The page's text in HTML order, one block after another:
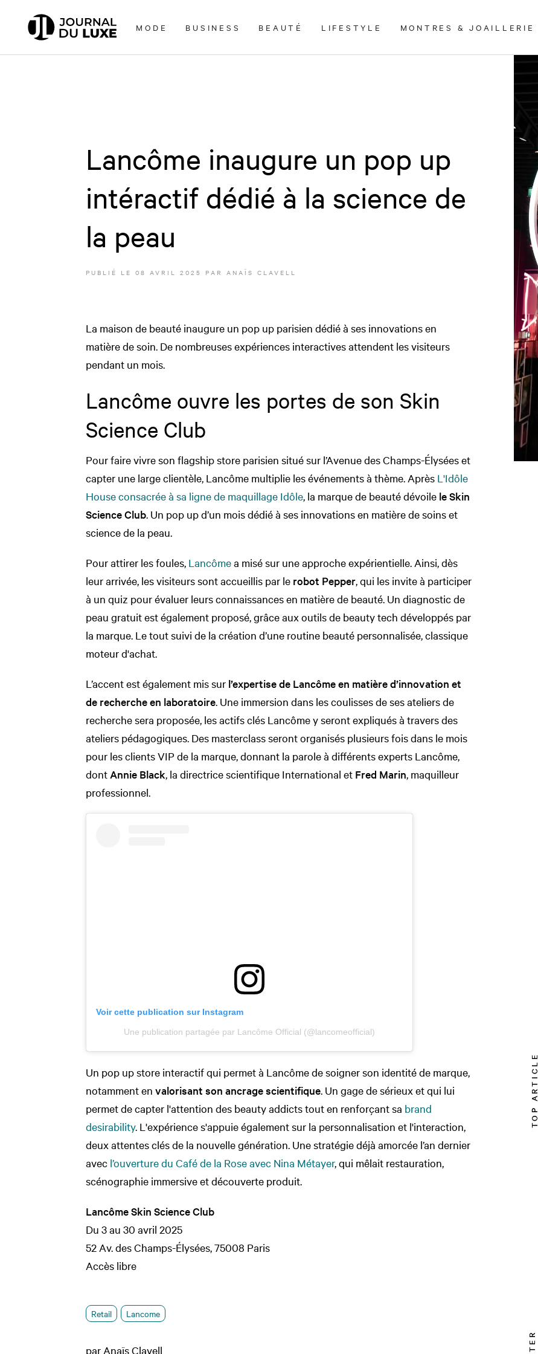
directement
MODE BUSINESS BEAUTÉ LIFESTYLE MONTRES & JOAILLERIE
Lancôme inaugure un pop up
intéractif dédié à la science de
la peau
PUBLIÉ LE 08 AVRIL 2025 PAR ANAÏS CLAVELL
La maison de beauté inaugure un pop up parisien dédié à ses innovations en
matière de soin. De nombreuses expériences interactives attendent les visiteurs
pendant un mois.
Lancôme ouvre les portes de son Skin
Science Club
Pour faire vivre son flagship store parisien situé sur l’Avenue des Champs-Élysées et
capter une large clientèle, Lancôme multiplie les événements à thème. Après L'Idôle
House consacrée à sa ligne de maquillage Idôle , la marque de beauté dévoile le Skin
Science Club . Un pop up d’un mois dédié à ses innovations en matière de soins et
science de la peau.
Pour attirer les foules, Lancômea misé sur une approche expérientielle. Ainsi, dès
leur arrivée, les visiteurs sont accueillis par le robot Pepper , qui les invite à participer
à un quiz pour évaluer leurs connaissances en matière de beauté. Un diagnostic de
peau gratuit est également proposé, grâce aux outils de beauty tech développés par
la marque. Le tout suivi de la création d’une routine beauté personnalisée, classique
moteur d'achat.
L’accent est également mis sur l’expertise de Lancôme en matière d’innovation et
de recherche en laboratoire . Une immersion dans les coulisses de ses ateliers de
recherche sera proposée, les actifs clés Lancôme y seront expliqués à travers des
ateliers pédagogiques. Des masterclass seront organisés plusieurs fois dans le mois
pour les clients VIP de la marque, donnant la parole à différents experts Lancôme,
dont Annie Black , la directrice scientifique International et Fred Marin , maquilleur
professionnel.
Voir cette publication sur Instagram
Une publication partagée par Lancôme Official (@lancomeofficial)
Un pop up store interactif qui permet à Lancôme de soigner son identité de marque,
notamment en valorisant son ancrage scientifique. Un gage de sérieux et qui lui
permet de capter l'attention des beauty addicts tout en renforçant sa brand
desirability. L'expérience s'appuie également sur la personnalisation et l'interaction,
deux attentes clés de la nouvelle génération. Une stratégie déjà amorcée l’an dernier
avec l’ouverture du Café de la Rose avec Nina Métayer, qui mêlait restauration,
scénographie immersive et découverte produit.
Lancôme Skin Science Club
Du 3 au 30 avril 2025
52 Av. des Champs-Élysées, 75008 Paris
Accès libre
Retail Lancome
par Anaïs Clavell
TOP ARTICLE